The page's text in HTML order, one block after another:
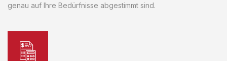
genau auf Ihre Bedürfnisse abgestimmt sind.